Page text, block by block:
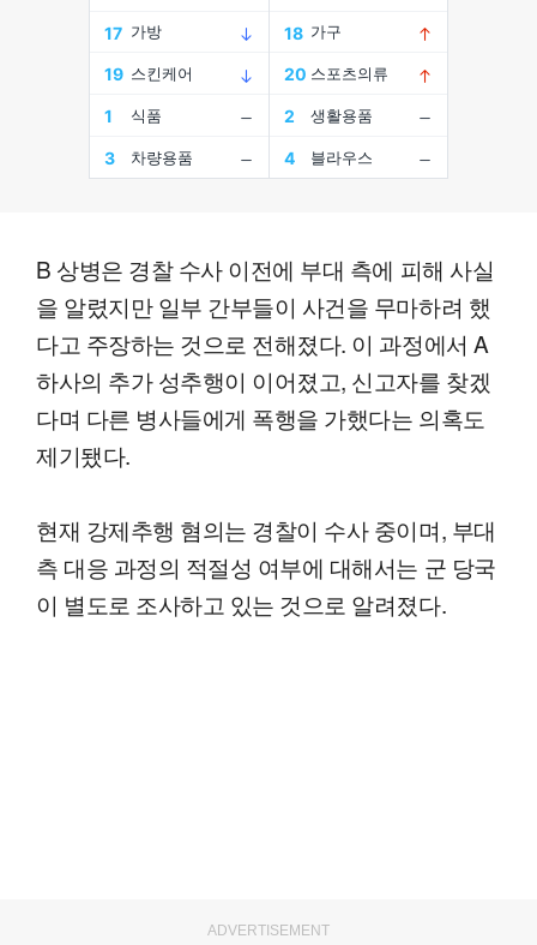
B 상병은 경찰 수사 이전에 부대 측에 피해 사실
을 알렸지만 일부 간부들이 사건을 무마하려 했
다고 주장하는 것으로 전해졌다. 이 과정에서 A
하사의 추가 성추행이 이어졌고, 신고자를 찾겠
다며 다른 병사들에게 폭행을 가했다는 의혹도
제기됐다.
현재 강제추행 혐의는 경찰이 수사 중이며, 부대
측 대응 과정의 적절성 여부에 대해서는 군 당국
이 별도로 조사하고 있는 것으로 알려졌다.
ADVERTISEMENT